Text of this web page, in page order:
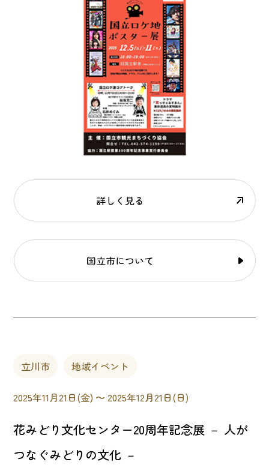
詳しく見る
国立市について
立川市 地域イベント
2025年11月21日(金) 〜 2025年12月21日(日)
花みどり文化センター20周年記念展 － 人が
つなぐみどりの文化 －